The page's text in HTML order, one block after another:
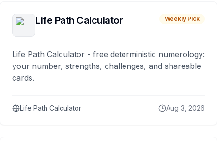
Life Path Calculator Weekly Pick
Life Path Calculator - free deterministic numerology:
your number, strengths, challenges, and shareable
cards.
Life Path Calculator Aug 3, 2026